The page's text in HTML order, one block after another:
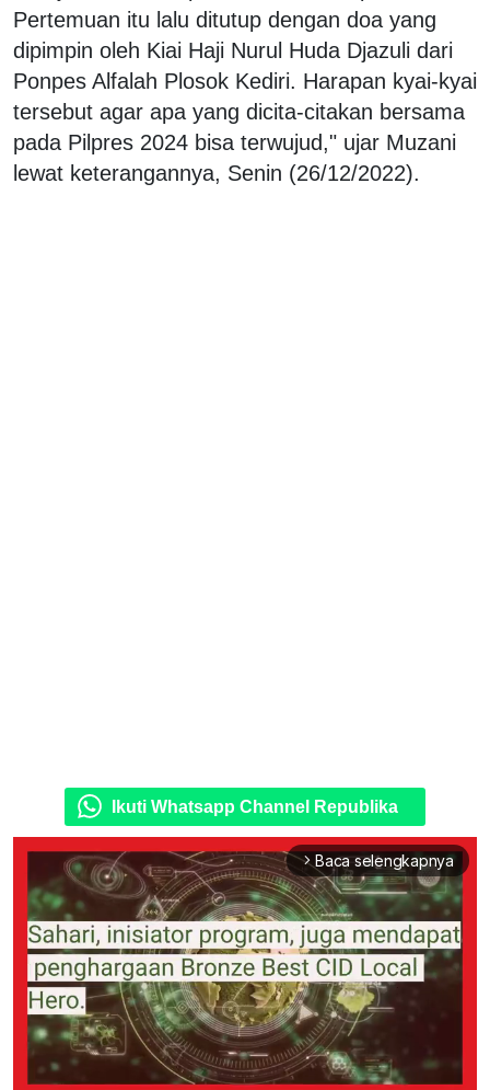
Pertemuan itu lalu ditutup dengan doa yang
dipimpin oleh Kiai Haji Nurul Huda Djazuli dari
Ponpes Alfalah Plosok Kediri. Harapan kyai-kyai
tersebut agar apa yang dicita-citakan bersama
pada Pilpres 2024 bisa terwujud," ujar Muzani
lewat keterangannya, Senin (26/12/2022).
Ikuti Whatsapp Channel Republika
arrow_forward_ios Baca selengkapnya